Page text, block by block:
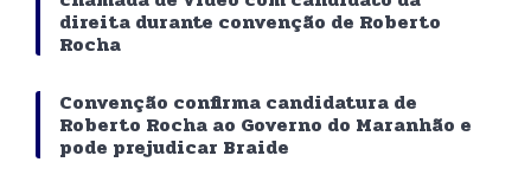
direita durante convenção de Roberto
Rocha
Convenção confirma candidatura de
Roberto Rocha ao Governo do Maranhão e
pode prejudicar Braide